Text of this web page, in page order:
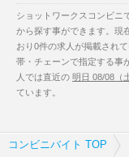
ショットワークスコンビニ
から探す事ができます。現
おり0件の求人が掲載され
帯・チェーンで指定する事
人では直近の 明日 08/08（
ています。
コンビニバイト TOP